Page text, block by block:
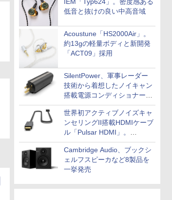
低音と抜けの良い中高音域
Acoustune「HS2000Air」。
約13gの軽量ボディと新開発
「ACT09」採用
SilentPower、軍事レーダー
技術から着想したノイキャン
搭載電源コンディショナー
「AC iPurifier2」
世界初アクティブノイズキャ
ンセリングII搭載HDMIケーブ
ル「Pulsar HDMI」。
SilentPowerから
Cambridge Audio、ブックシ
ェルフスピーカなど8製品を
一挙発売